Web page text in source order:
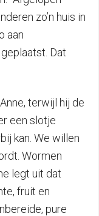
zo’n huis in
aan
Dat
terwijl hij de
een slotje
kan. We willen
Wormen
legt uit dat
fruit en
pure